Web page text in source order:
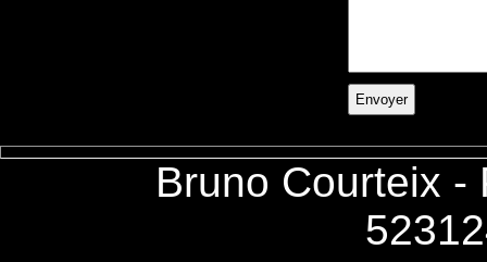
Bruno Courteix -